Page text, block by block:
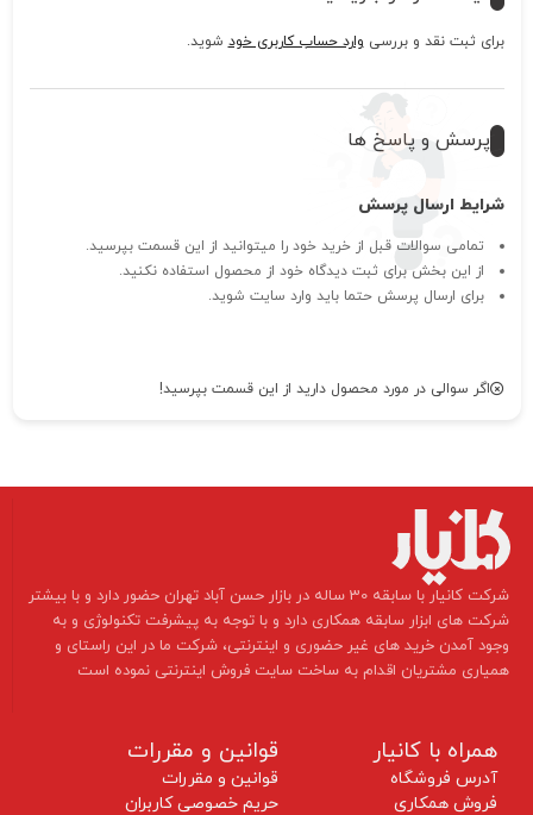
برای ثبت نقد و بررسی وارد حساب کاربری خود شوید.
پرسش و پاسخ ها
شرایط ارسال پرسش
تمامی سوالات قبل از خرید خود را میتوانید از این قسمت بپرسید.
از این بخش برای ثبت دیدگاه خود از محصول استفاده نکنید.
برای ارسال پرسش حتما باید وارد سایت شوید.
اگر سوالی در مورد محصول دارید از این قسمت بپرسید!
​شرکت کانیار با سابقه 30 ساله در بازار حسن آباد تهران حضور دارد و با بیشتر
شرکت های ابزار سابقه همکاری دارد و با توجه به پیشرفت تکنولوژی و به
وجود آمدن خرید های غیر حضوری و اینترنتی، شرکت ما در این راستای و
همیاری مشتریان اقدام به ساخت سایت فروش اینترنتی نموده است ​​​​​​​
همراه با کانیار
آدرس فروشگاه
فروش همکاری
قوانین و مقررات
قوانین و مقررات
حریم خصوصی کاربران